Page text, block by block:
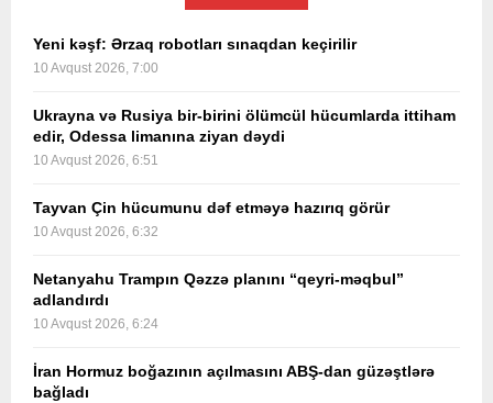
Yeni kəşf: Ərzaq robotları sınaqdan keçirilir
10 Avqust 2026, 7:00
Ukrayna və Rusiya bir-birini ölümcül hücumlarda ittiham
edir, Odessa limanına ziyan dəydi
10 Avqust 2026, 6:51
Tayvan Çin hücumunu dəf etməyə hazırıq görür
10 Avqust 2026, 6:32
Netanyahu Trampın Qəzzə planını “qeyri-məqbul”
adlandırdı
10 Avqust 2026, 6:24
İran Hormuz boğazının açılmasını ABŞ-dan güzəştlərə
bağladı